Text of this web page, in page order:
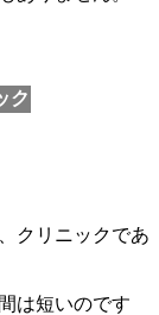
ク
クリニックであ
は短いのです